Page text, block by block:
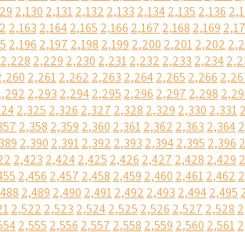
2,130 2,1312,132 2,133 2,1342,135 2,136
2,163 2,1642,165 2,166 2,167 2,168 2,169
2,196 2,197 2,198 2,199 2,200 2,2012,202
2,228 2,229 2,230 2,2312,232 2,233 2,234
2,2612,262 2,263 2,2642,265 2,266
2,293 2,2942,295 2,296 2,297 2,298
2,325 2,326 2,327 2,328 2,329 2,330 2,331
2,358 2,359 2,360 2,3612,362 2,363 2,364
2,390 2,3912,392 2,393 2,3942,395 2,396
2,423 2,4242,425 2,426 2,427 2,428 2,429
2,456 2,457 2,458 2,459 2,460 2,4612,462
2,489 2,490 2,4912,492 2,493 2,4942,495
2,522 2,523 2,5242,525 2,526 2,527 2,528
2,555 2,556 2,557 2,558 2,559 2,560 2,561